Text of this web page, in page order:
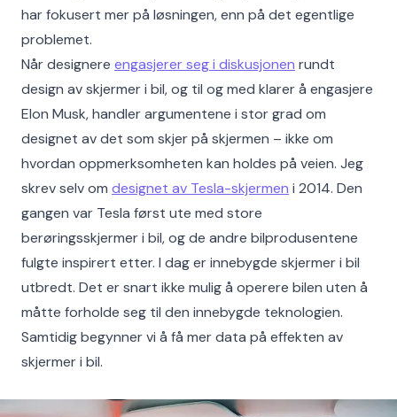
har fokusert mer på løsningen, enn på det egentlige
problemet.
Når designere engasjerer seg i diskusjonen rundt
design av skjermer i bil, og til og med klarer å engasjere
Elon Musk, handler argumentene i stor grad om
designet av det som skjer på skjermen – ikke om
hvordan oppmerksomheten kan holdes på veien. Jeg
skrev selv om designet av Tesla-skjermen i 2014. Den
gangen var Tesla først ute med store
berøringsskjermer i bil, og de andre bilprodusentene
fulgte inspirert etter. I dag er innebygde skjermer i bil
utbredt. Det er snart ikke mulig å operere bilen uten å
måtte forholde seg til den innebygde teknologien.
Samtidig begynner vi å få mer data på effekten av
skjermer i bil.